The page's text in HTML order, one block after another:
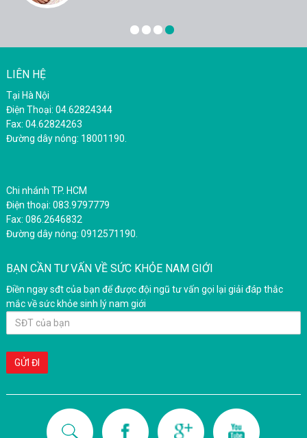
LIÊN HỆ
Tại Hà Nội
Điện Thoại: 04.62824344
Fax: 04.62824263
Đường dây nóng: 18001190.
Chi nhánh TP. HCM
Điện thoại: 083.9797779
Fax: 086.2646832
Đường dây nóng: 0912571190.
BẠN CẦN TƯ VẤN VỀ SỨC KHỎE NAM GIỚI
Điền ngay sđt của bạn để được đội ngũ tư vấn gọi lại giải đáp thắc
mắc về sức khỏe sinh lý nam giới